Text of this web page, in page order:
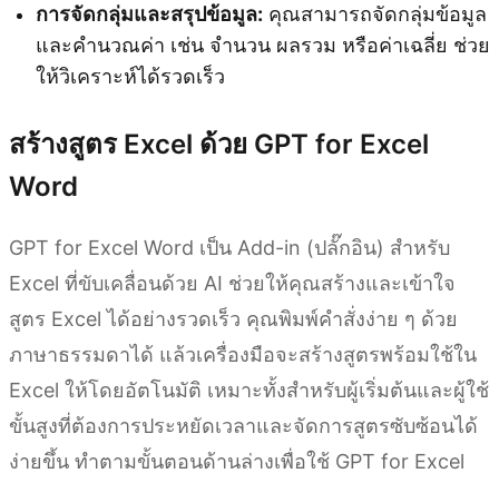
การจัดกลุ่มและสรุปข้อมูล: คุณสามารถจัดกลุ่มข้อมูล
และคำนวณค่า เช่น จำนวน ผลรวม หรือค่าเฉลี่ย ช่วย
ให้วิเคราะห์ได้รวดเร็ว
สร้างสูตร Excel ด้วย GPT for Excel
Word
GPT for Excel Word เป็น Add-in (ปลั๊กอิน) สำหรับ
Excel ที่ขับเคลื่อนด้วย AI ช่วยให้คุณสร้างและเข้าใจ
สูตร Excel ได้อย่างรวดเร็ว คุณพิมพ์คำสั่งง่าย ๆ ด้วย
ภาษาธรรมดาได้ แล้วเครื่องมือจะสร้างสูตรพร้อมใช้ใน
Excel ให้โดยอัตโนมัติ เหมาะทั้งสำหรับผู้เริ่มต้นและผู้ใช้
ขั้นสูงที่ต้องการประหยัดเวลาและจัดการสูตรซับซ้อนได้
ง่ายขึ้น ทำตามขั้นตอนด้านล่างเพื่อใช้ GPT for Excel